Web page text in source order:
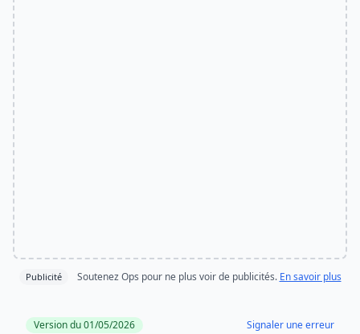
Publicité Soutenez Ops pour ne plus voir de publicités. En savoir plus
Version du 01/05/2026 Signaler une erreur